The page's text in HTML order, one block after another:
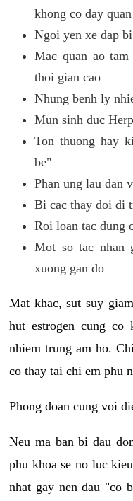
khong co day
Ngoi yen xe dap
Mac quan ao
thoi gian cao
Nhung benh ly
Mun sinh duc
Ton thuong hay
be"
Phan ung lau dan
Bi cac thay doi di
Roi loan tac dung
Mot so tac nhan
xuong gan do
Mat khac, sut suy
hut estrogen cung co
nhiem trung am ho.
co thay tai chi em phu
Phong doan cung voi
Neu ma ban bi dau
phu khoa se no luc
nhat gay nen dau "co